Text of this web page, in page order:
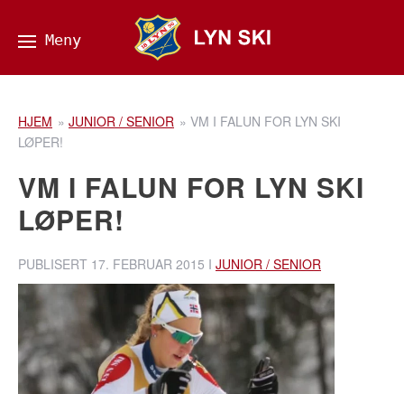
HJEM » JUNIOR / SENIOR » VM I FALUN FOR LYN SKI
LØPER!
VM I FALUN FOR LYN SKI
LØPER!
PUBLISERT 17. FEBRUAR 2015 I JUNIOR / SENIOR